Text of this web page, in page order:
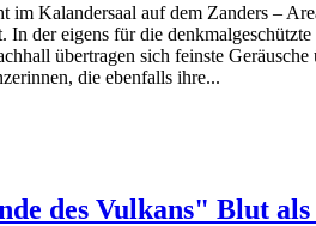
Kalandersaal auf dem Zanders –
der eigens für die
übertragen sich feinste
die ebenfalls ihre...
des Vulkans" Blut